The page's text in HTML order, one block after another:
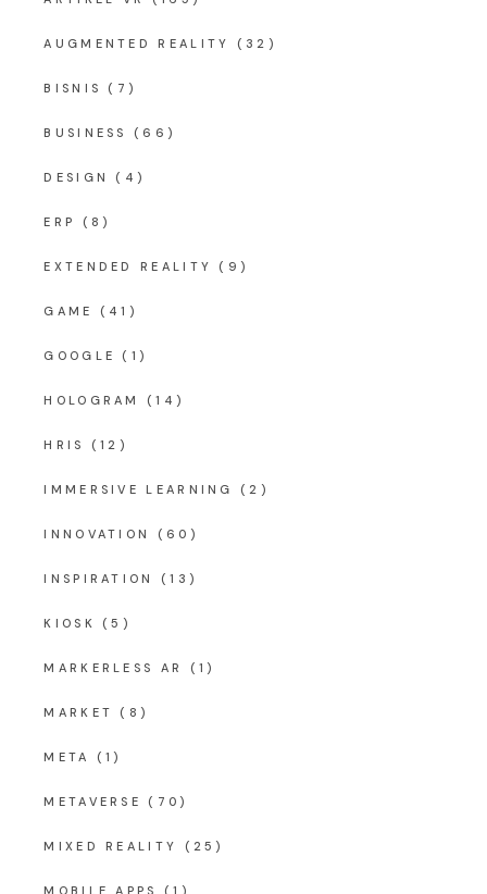
AUGMENTED REALITY (32)
BISNIS (7)
BUSINESS (66)
DESIGN (4)
ERP (8)
EXTENDED REALITY (9)
GAME (41)
GOOGLE (1)
HOLOGRAM (14)
HRIS (12)
IMMERSIVE LEARNING (2)
INNOVATION (60)
INSPIRATION (13)
KIOSK (5)
MARKERLESS AR (1)
MARKET (8)
META (1)
METAVERSE (70)
MIXED REALITY (25)